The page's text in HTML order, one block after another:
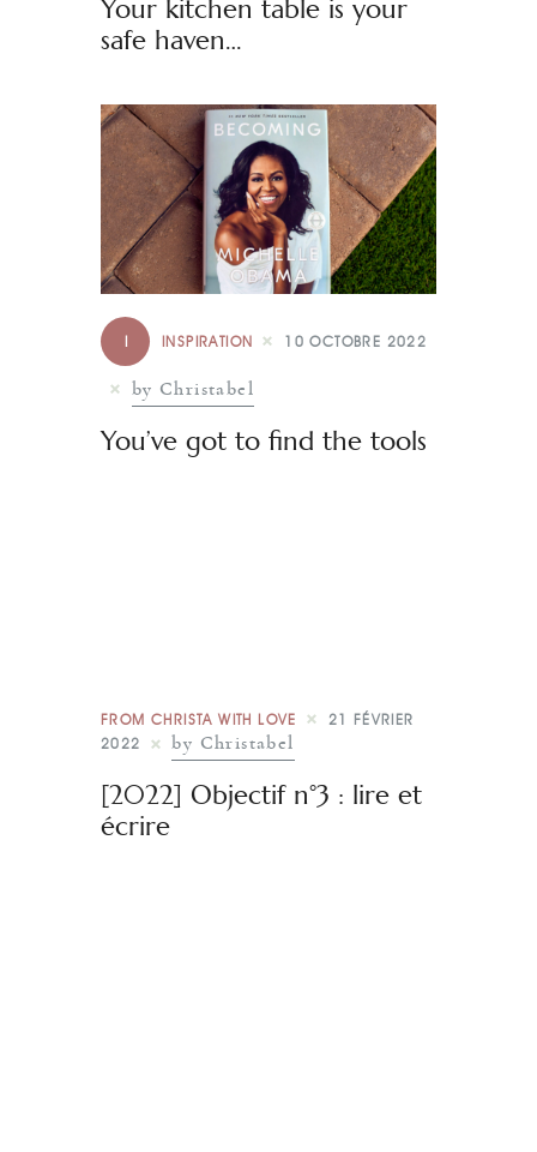
Your kitchen table is your
safe haven…
I INSPIRATION 10 OCTOBRE 2022
by Christabel
You’ve got to find the tools
FROM CHRISTA WITH LOVE
21 FÉVRIER
2022
by Christabel
[2022] Objectif n°3 : lire et
écrire